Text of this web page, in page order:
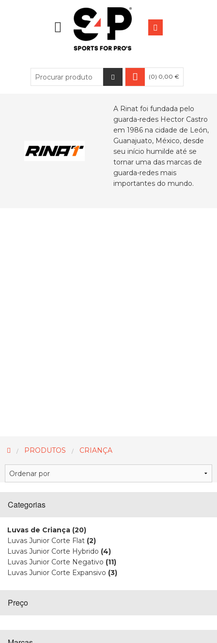
(0) 0,00 €
A Rinat foi fundada pelo
guarda-redes Hector Castro
em 1986 na cidade de León,
Guanajuato, México, desde
seu início humilde até se
tornar uma das marcas de
guarda-redes mais
importantes do mundo.
PRODUTOS CRIANÇA
Categorias
Luvas de Criança (20)
Luvas Junior Corte Flat (2)
Luvas Junior Corte Hybrido (4)
Luvas Junior Corte Negativo (11)
Luvas Junior Corte Expansivo (3)
Preço